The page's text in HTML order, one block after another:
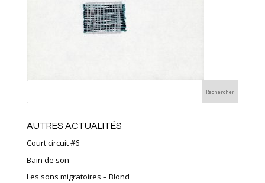
AUTRES ACTUALITÉS
Court circuit #6
Bain de son
Les sons migratoires – Blond